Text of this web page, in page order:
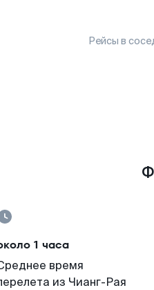
Рейсы в
1 часа
время
из Чианг-Рая